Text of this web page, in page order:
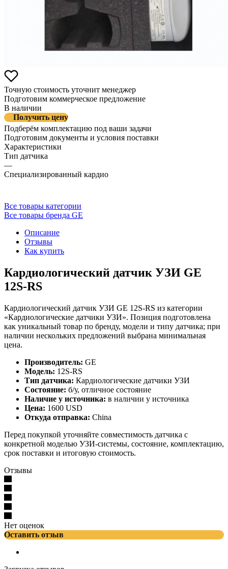
Точную стоимость уточнит менеджер
Подготовим коммерческое предложение
В наличии
Получить цену
Подберём комплектацию под ваши задачи
Подготовим документы и условия поставки
Характеристики
Тип датчика
—
Специализированный кардио
Все товары категории
Все товары бренда GE
Описание
Отзывы
Как купить
Кардиологический датчик УЗИ GE
12S-RS
Кардиологический датчик УЗИ GE 12S-RS из категории
«Кардиологические датчики УЗИ». Позиция подготовлена
как уникальный товар по бренду, модели и типу датчика; при
наличии нескольких предложений выбрана минимальная
цена.
Производитель: GE
Модель: 12S-RS
Тип датчика: Кардиологические датчики УЗИ
Состояние: б/у, отличное состояние
Наличие у источника: в наличии у источника
Цена: 1600 USD
Откуда отправка: China
Перед покупкой уточняйте совместимость датчика с
конкретной моделью УЗИ-системы, состояние, комплектацию,
срок поставки и итоговую стоимость.
Отзывы
Нет оценок
Оставить отзыв